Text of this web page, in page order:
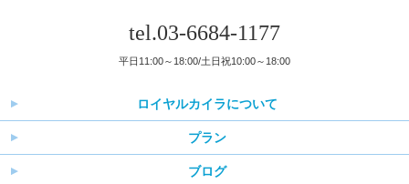
tel.03-6684-1177
平日11:00～18:00/土日祝10:00～18:00
ロイヤルカイラについて
プラン
ブログ